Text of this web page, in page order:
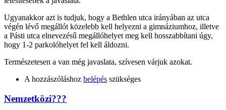
Ugyanakkor azt is tudjuk, hogy a Bethlen utca irányában az utca
végén lévő megállót közelebb kell helyezni a gimnáziumhoz, illetve
a Pásti utca elnevezésű megállóhelyet meg kell hosszabbítani úgy,
hogy 1-2 parkolóhelyet fel kell áldozni.
Természetesen a van még javaslata, szívesen várjuk azokat.
A hozzászóláshoz belépés szükséges
Nemzetközi???